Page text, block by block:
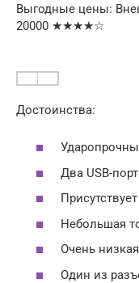
Выгодные цены:
20000 ★★★★☆
Достоинства:
Два USB-
Небольшая
Очень
Один из